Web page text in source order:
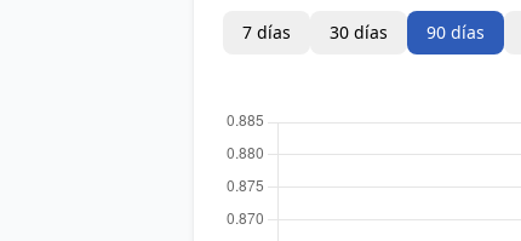
7 días 30 días 90 días